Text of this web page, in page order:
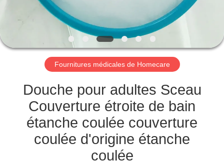
VISITE
DE
L'USINE
CONTRÔLE
QUALITÉ
Fournitures médicales de Homecare
Douche pour adultes Sceau
Couverture étroite de bain
étanche coulée couverture
coulée d'origine étanche
coulée